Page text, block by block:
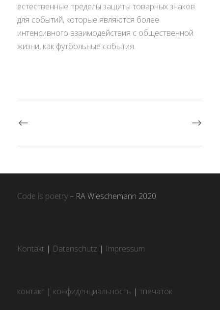
естественные пределы защиты товарных знаков
для событий, которые являются более
интенсивного взаимодействия с общественной
жизни, как футбольные события.
Code is poetry– RA Wieschemann 2020
Kontakt | Datenschutz | Impressum
контакт | конфиденциальность | тпечаток